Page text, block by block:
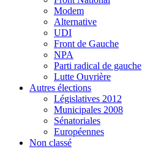
Modem
Alternative
UDI
Front de Gauche
NPA
Parti radical de gauche
Lutte Ouvrière
Autres élections
Législatives 2012
Municipales 2008
Sénatoriales
Européennes
Non classé